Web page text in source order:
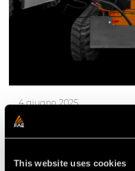
This website uses cookies
4 giugno 2025
GRAZIE ALLA
UNIVERSALE